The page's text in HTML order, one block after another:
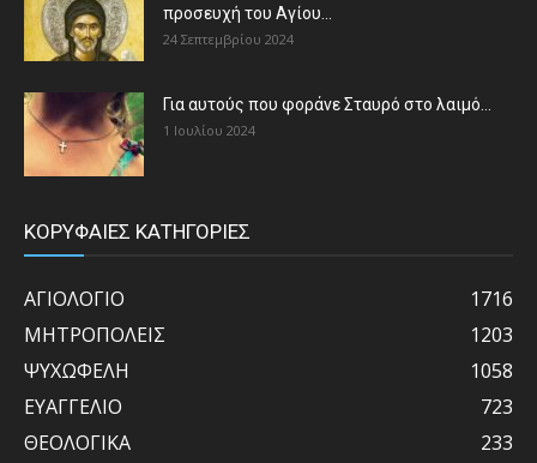
προσευχή του Αγίου...
24 Σεπτεμβρίου 2024
Για αυτούς που φοράνε Σταυρό στο λαιμό…
1 Ιουλίου 2024
ΚΟΡΥΦΑΙΕΣ ΚΑΤΗΓΟΡΙΕΣ
ΑΓΙΟΛΟΓΙΟ
1716
ΜΗΤΡΟΠΟΛΕΙΣ
1203
ΨΥΧΩΦΕΛΗ
1058
ΕΥΑΓΓΕΛΙΟ
723
ΘΕΟΛΟΓΙΚΑ
233